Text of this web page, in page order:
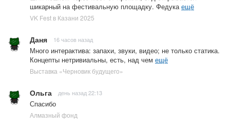
шикарный на фестивальную площадку. Федукаещё
VK Fest в Казани 2025
Даня 16 часов назад
Много интерактива: запахи, звуки, видео; не только статика.
Концепты нетривиальны, есть, над чем ещё
Выставка «Черновик будущего»
Ольга день назад 22:13
Спасибо
Алмазный фонд